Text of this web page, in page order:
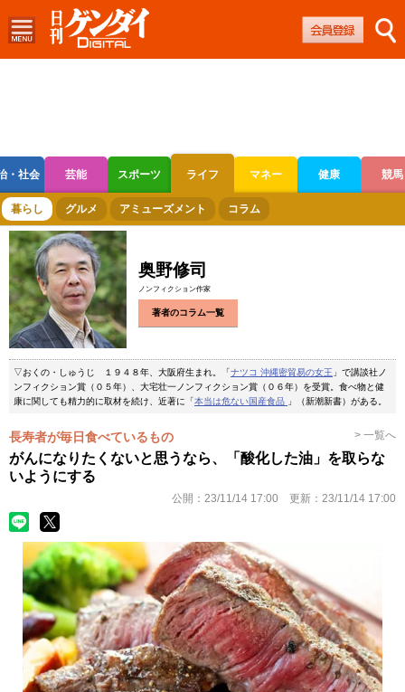
・社会 芸能 スポーツ ライフ マネー 健康 競馬
ボートレース 競輪 オートレース
暮らし グルメ アミューズメント コラム
奥野修司
ノンフィクション作家
著者のコラム一覧
▽おくの・しゅうじ １９４８年、大阪府生まれ。「ナツコ 沖縄密貿易の女王 」で講談社ノ
ンフィクション賞（０５年）、大宅壮一ノンフィクション賞（０６年）を受賞。食べ物と健
康に関しても精力的に取材を続け、近著に「本当は危ない国産食品 」（新潮新書）がある。
長寿者が毎日食べているもの > 一覧へ
がんになりたくないと思うなら、「酸化した油」を取らな
いようにする
公開： 23/11/14 17:00 更新： 23/11/14 17:00